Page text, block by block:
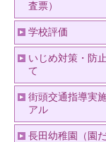
査票）
学校評価
いじめ対策・防
て
街頭交通指導実
アル
長田幼稚園（園